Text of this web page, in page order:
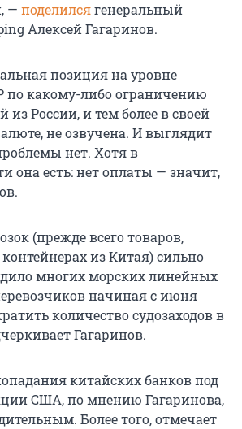
— поделилсягенеральный
Алексей Гагаринов.
позиция на уровне
по какому-либо ограничению
из России, и тем более в своей
не озвучена. И выглядит
нет. Хотя в
она есть: нет оплаты — значит,
(прежде всего товаров,
из Китая) сильно
многих морских линейных
начиная с июня
количество судозаходов в
Гагаринов.
китайских банков под
США, по мнению Гагаринова,
Более того, отмечает